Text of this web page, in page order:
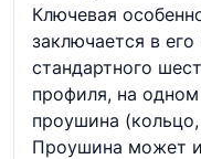
Ключевая
заключается в
стандартного
профиля, на
проушина
Проушина может